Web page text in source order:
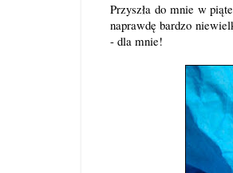
Przyszła do mnie w
naprawdę bardzo
- dla mnie!